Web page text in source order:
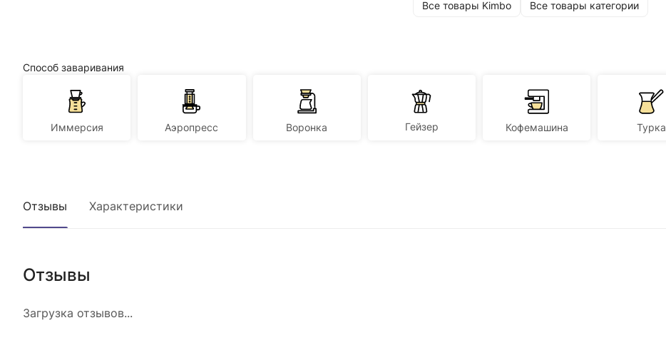
Все товары Kimbo Все товары категории
Способ заваривания
Иммерсия Аэропресс Воронка Гейзер Кофемашина Турка
Отзывы Характеристики
Отзывы
Загрузка отзывов...